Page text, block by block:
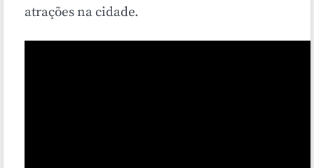
atrações na cidade.